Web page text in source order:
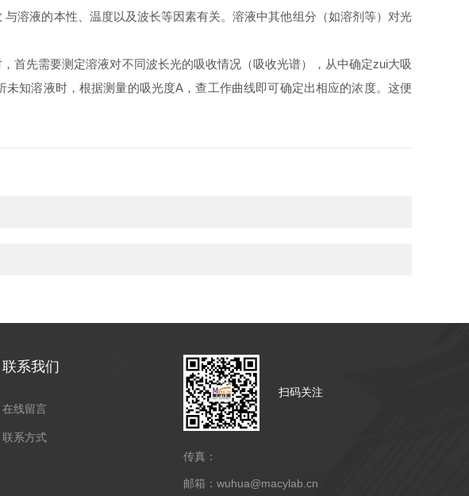
溶液的本性、温度以及波长等因素有关。溶液中其他组分（如溶剂等）对光
首先需要测定溶液对不同波长光的吸收情况（吸收光谱），从中确定zui大吸
知溶液时，根据测量的吸光度A，查工作曲线即可确定出相应的浓度。这便
联系我们
在线留言
联系方式
扫码关注
传真：
邮箱：wuhua@macylab.cn